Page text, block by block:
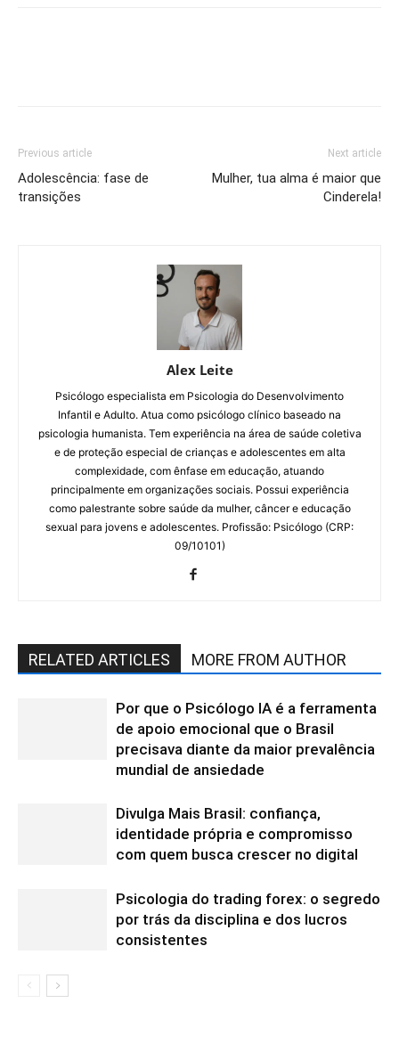
Previous article
Adolescência: fase de
transições
Next article
Mulher, tua alma é maior que
Cinderela!
Alex Leite
Psicólogo especialista em Psicologia do Desenvolvimento
Infantil e Adulto. Atua como psicólogo clínico baseado na
psicologia humanista. Tem experiência na área de saúde coletiva
e de proteção especial de crianças e adolescentes em alta
complexidade, com ênfase em educação, atuando
principalmente em organizações sociais. Possui experiência
como palestrante sobre saúde da mulher, câncer e educação
sexual para jovens e adolescentes. Profissão: Psicólogo (CRP:
09/10101)
RELATED ARTICLES MORE FROM AUTHOR
Por que o Psicólogo IA é a ferramenta
de apoio emocional que o Brasil
precisava diante da maior prevalência
mundial de ansiedade
Divulga Mais Brasil: confiança,
identidade própria e compromisso
com quem busca crescer no digital
Psicologia do trading forex: o segredo
por trás da disciplina e dos lucros
consistentes